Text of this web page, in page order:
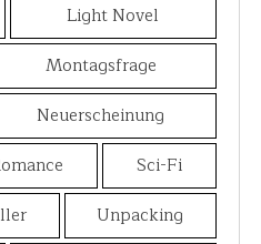
Light Novel
Montagsfrage
Neuerscheinung
Sci-Fi
Unpacking